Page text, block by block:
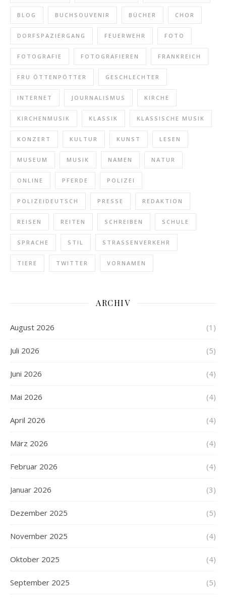
BLOG BUCHSOUVENIR BÜCHER CHOR
DORFSPAZIERGANG FEUERWEHR FOTO
FOTOGRAFIE FOTOGRAFIEREN FRANKREICH
FRU ÖTTENPÖTTER GESCHLECHTER
INTERNET JOURNALISMUS KIRCHE
KIRCHENMUSIK KLASSIK KLASSISCHE MUSIK
KONZERT KULTUR KUNST LESEN
MUSEUM MUSIK NAMEN NATUR
ONLINE PFERDE POLIZEI
POLIZEIDEUTSCH PRESSE REDAKTION
REISEN REITEN SCHREIBEN SCHULE
SPRACHE STIL STRASSENVERKEHR
TIERE TWITTER VORNAMEN
ARCHIV
August 2026 (1)
Juli 2026 (5)
Juni 2026 (4)
Mai 2026 (4)
April 2026 (4)
März 2026 (4)
Februar 2026 (4)
Januar 2026 (3)
Dezember 2025 (5)
November 2025 (4)
Oktober 2025 (4)
September 2025 (5)